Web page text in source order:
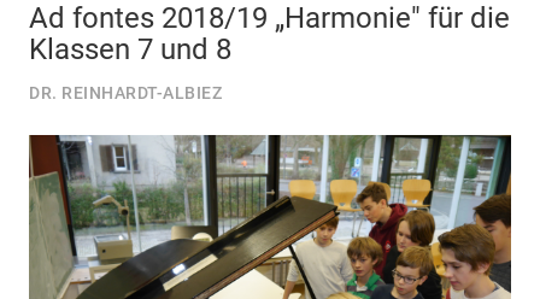
Ad fontes 2018/19 „Harmonie" für die
Klassen 7 und 8
DR. REINHARDT-ALBIEZ